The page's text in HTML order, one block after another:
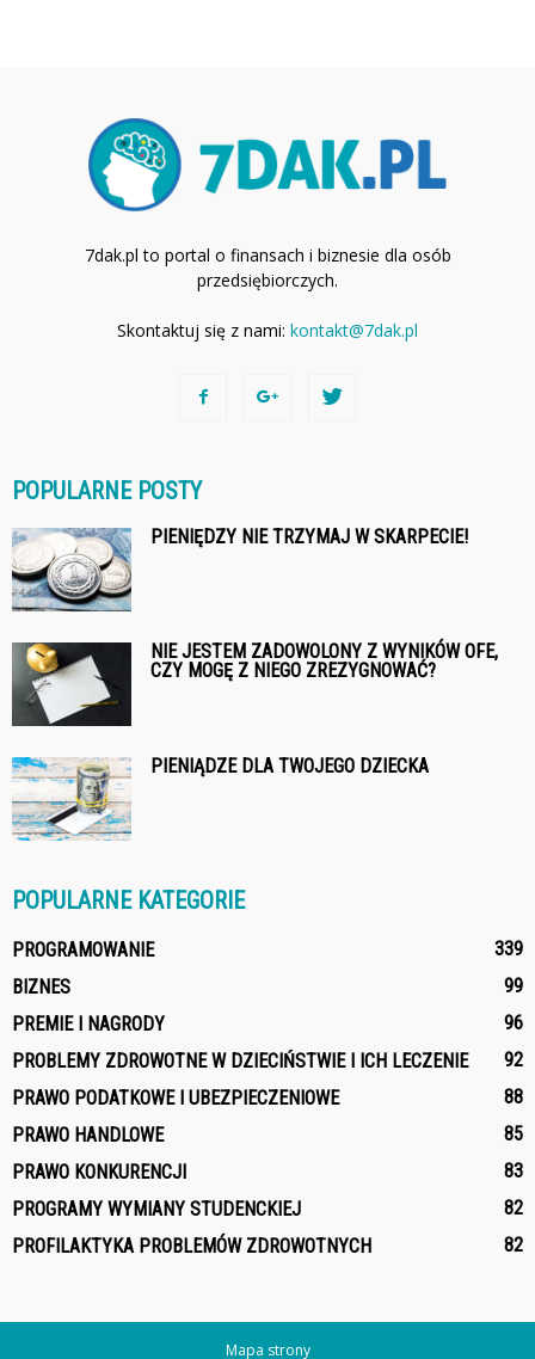
7dak.pl to portal o finansach i biznesie dla osób
przedsiębiorczych.
Skontaktuj się z nami: kontakt@7dak.pl
POPULARNE POSTY
PIENIĘDZY NIE TRZYMAJ W SKARPECIE!
NIE JESTEM ZADOWOLONY Z WYNIKÓW OFE,
CZY MOGĘ Z NIEGO ZREZYGNOWAĆ?
PIENIĄDZE DLA TWOJEGO DZIECKA
POPULARNE KATEGORIE
PROGRAMOWANIE
339
BIZNES
99
PREMIE I NAGRODY
96
PROBLEMY ZDROWOTNE W DZIECIŃSTWIE I ICH LECZENIE
92
PRAWO PODATKOWE I UBEZPIECZENIOWE
88
PRAWO HANDLOWE
85
PRAWO KONKURENCJI
83
PROGRAMY WYMIANY STUDENCKIEJ
82
PROFILAKTYKA PROBLEMÓW ZDROWOTNYCH
82
Mapa strony